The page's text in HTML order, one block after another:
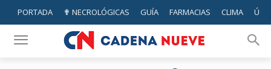
PORTADA ✟ NECROLÓGICAS GUÍA FARMACIAS CLIMA